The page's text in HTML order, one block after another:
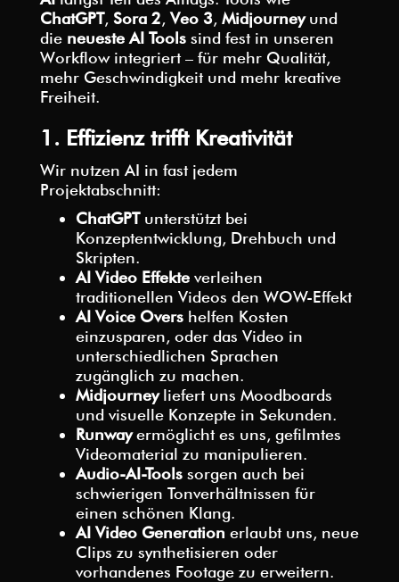
ChatGPT, Sora 2,Veo 3, Midjourneyund
die neueste AI Toolssind fest in unseren
Workflow integriert – für mehr Qualität,
mehr Geschwindigkeit und mehr kreative
Freiheit.
1. Effizienz trifft Kreativität
Wir nutzen AI in fast jedem
Projektabschnitt:
ChatGPTunterstützt bei
Konzeptentwicklung, Drehbuch und
Skripten.
AI Video Effekteverleihen
traditionellen Videos den WOW-Effekt
AI Voice Overshelfen Kosten
einzusparen, oder das Video in
unterschiedlichen Sprachen
zugänglich zu machen.
Midjourneyliefert uns Moodboards
und visuelle Konzepte in Sekunden.
Runwayermöglicht es uns, gefilmtes
Videomaterial zu manipulieren.
Audio-AI-Toolssorgen auch bei
schwierigen Tonverhältnissen für
einen schönen Klang.
AI Video Generation erlaubt uns, neue
Clips zu synthetisieren oder
vorhandenes Footage zu erweitern.